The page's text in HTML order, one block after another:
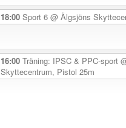
18:00 Sport 6 @ Älgsjöns
16:00 Träning: IPSC & PPC-sport
Skyttecentrum, Pistol 25m